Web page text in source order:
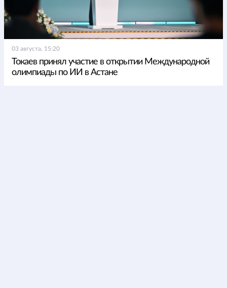
03 августа, 15:20
Токаев принял участие в открытии Международной
олимпиады по ИИ в Астане